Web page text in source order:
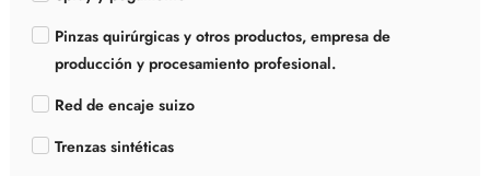
Pinzas quirúrgicas y otros productos, empresa de
producción y procesamiento profesional.
Red de encaje suizo
Trenzas sintéticas